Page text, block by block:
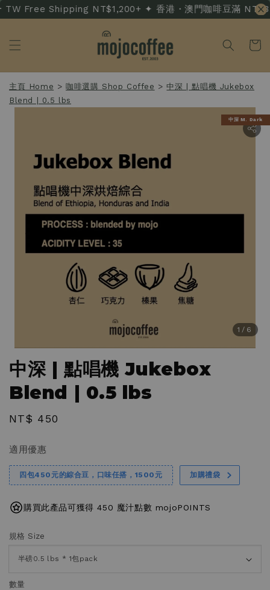
Free Shipping NT$1,200+ ✦ 香港・澳門咖啡豆滿
主頁 Home >咖啡選購 Shop Coffee >中深 | 點唱機 Jukebox
Blend | 0.5 lbs
1 /6
中深 M. Dark
中深 | 點唱機 Jukebox
Blend | 0.5 lbs
Regular
NT$ 450
適用優惠
四包450元的綜合豆，口味任搭，1500元 加購禮袋
購買此產品可獲得 450 魔汁點數 mojoPOINTS
規格 Size
數量